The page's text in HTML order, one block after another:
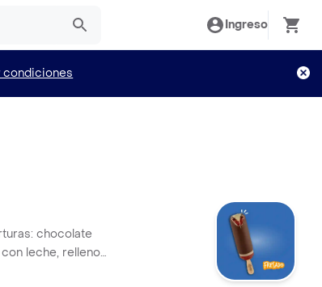
Ingreso
condiciones
chocolate
leche, relleno